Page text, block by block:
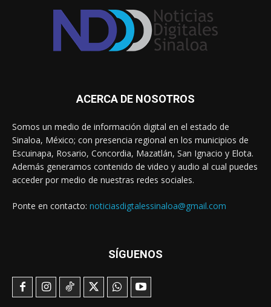
ACERCA DE NOSOTROS
Somos un medio de información digital en el estado de
Sinaloa, México; con presencia regional en los municipios de
Escuinapa, Rosario, Concordia, Mazatlán, San Ignacio y Elota.
Además generamos contenido de video y audio al cual puedes
acceder por medio de nuestras redes sociales.
Ponte en contacto: noticiasdigtalessinaloa@gmail.com
SÍGUENOS